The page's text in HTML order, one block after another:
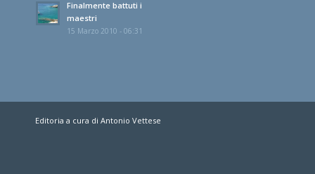
Finalmente battuti i
maestri
15 Marzo 2010 - 06:31
Editoria a cura di Antonio Vettese